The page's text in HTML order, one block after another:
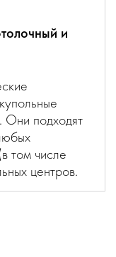
и
Они подходят
том числе
центров.